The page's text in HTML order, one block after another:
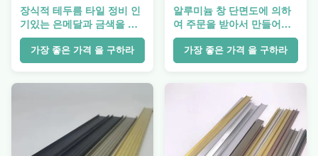
장식적 테두름 타일 정비 인
기있는 은메달과 금색을 닦
는 알루미늄 프로필
가장 좋은 가격 을 구하라
알루미늄 창 단면도에 의하
여 주문을 받아서 만들어지
는 U 채널 광택 있는은 금 색
가장 좋은 가격 을 구하라